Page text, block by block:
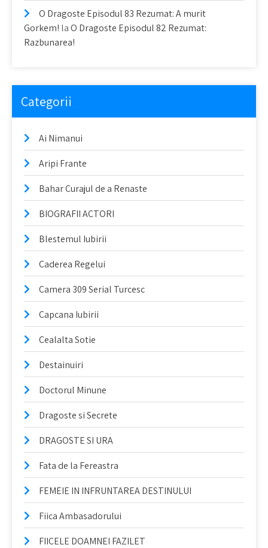
O Dragoste Episodul 83 Rezumat: A murit
Gorkem! laO Dragoste Episodul 82 Rezumat:
Razbunarea!
Categorii
Ai Nimanui
Aripi Frante
Bahar Curajul de a Renaste
BIOGRAFII ACTORI
Blestemul Iubirii
Caderea Regelui
Camera 309 Serial Turcesc
Capcana Iubirii
Cealalta Sotie
Destainuiri
Doctorul Minune
Dragoste si Secrete
DRAGOSTE SI URA
Fata de la Fereastra
FEMEIE IN INFRUNTAREA DESTINULUI
Fiica Ambasadorului
FIICELE DOAMNEI FAZILET